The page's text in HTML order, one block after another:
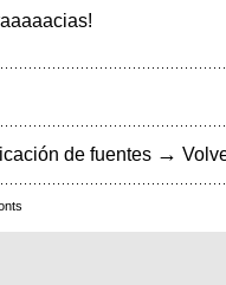
de fuentes →